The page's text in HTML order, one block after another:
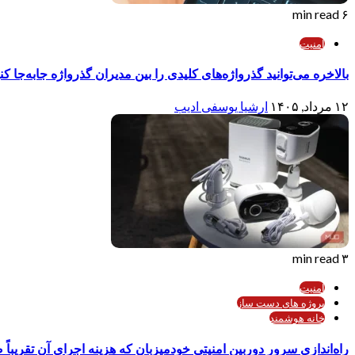
۶ min read
امنیت
بالاخره می‌توانید گذرواژه‌های کلیدی را بین مدیران گذرواژه جابه‌جا
۱۲ مرداد, ۱۴۰۵ ارشیا یوسفی ادیب
۳ min read
امنیت
پروژه های دست ساز
خانه هوشمند
راه‌اندازی سرور دوربین امنیتی خودمیزبان که هزینه اجرای آن